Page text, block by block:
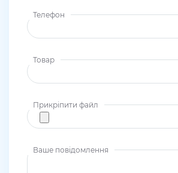
Телефон
Товар
Прикріпити файл
Ваше повідомлення